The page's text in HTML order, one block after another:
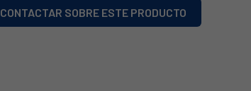
CONTACTAR SOBRE ESTE PRODUCTO